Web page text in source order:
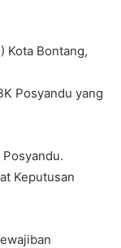
Kota Bontang,
Posyandu yang
Keputusan